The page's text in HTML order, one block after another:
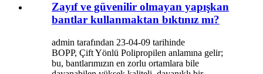
Zayıf ve güvenilir olmayan yapışkan
bantlar kullanmaktan bıktınız mı?
admin tarafından 23-04-09 tarihinde
BOPP, Çift Yönlü Polipropilen anlamına gelir;
bu, bantlarımızın en zorlu ortamlara bile